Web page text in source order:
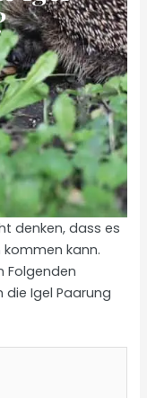
denken, dass es
kommen kann.
Folgenden
die Igel Paarung